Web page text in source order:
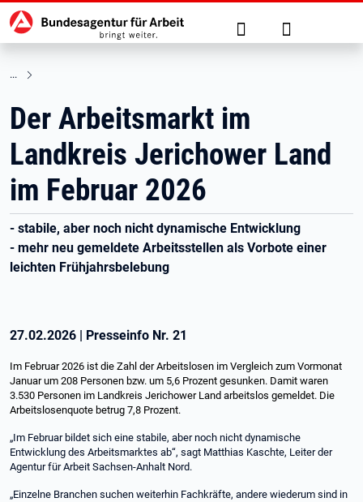
zu den Hauptinhalten springen
Hauptnavigation Suche Anmelden
Der Arbeitsmarkt im
Landkreis Jerichower Land
im Februar 2026
- stabile, aber noch nicht dynamische Entwicklung
- mehr neu gemeldete Arbeitsstellen als Vorbote einer
leichten Frühjahrsbelebung
27.02.2026 | Presseinfo Nr. 21
Im Februar 2026 ist die Zahl der Arbeitslosen im Vergleich zum Vormonat
Januar um 208 Personen bzw. um 5,6 Prozent gesunken. Damit waren
3.530 Personen im Landkreis Jerichower Land arbeitslos gemeldet. Die
Arbeitslosenquote betrug 7,8 Prozent.
„Im Februar bildet sich eine stabile, aber noch nicht dynamische
Entwicklung des Arbeitsmarktes ab“, sagt Matthias Kaschte, Leiter der
Agentur für Arbeit Sachsen-Anhalt Nord.
„Einzelne Branchen suchen weiterhin Fachkräfte, andere wiederum sind in